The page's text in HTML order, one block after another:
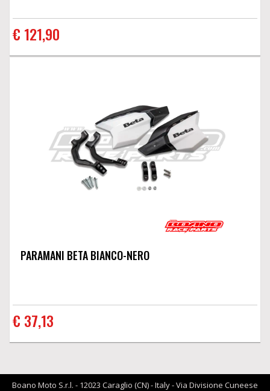
€ 121,90
PARAMANI BETA BIANCO-NERO
€ 37,13
Boano Moto S.r.l. - 12023 Caraglio (CN) - Italy - Via Divisione Cuneese